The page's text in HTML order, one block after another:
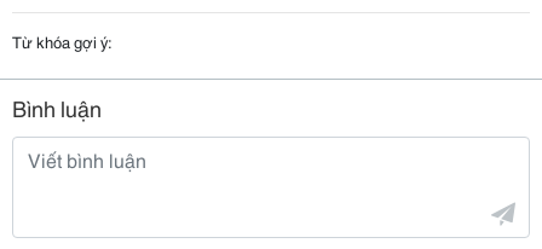
Từ khóa gợi ý:
Bình luận